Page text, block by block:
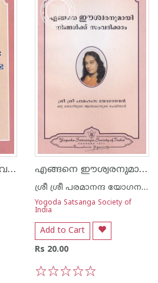
ശിശുപരിപാലനം- വൈദഗ്ധ്യം വേണ്ട ഒരു ജോലി എങ്ങനെ ഈശ്വരനുമായി നിങ്ങൾക്ക് സംവദിക്കാം
ശ്രീ ശ്രീ പരമാനന്ദ യോഗനന്ദ
Yogoda Satsanga Society of
India
Add to Cart
Rs 20.00